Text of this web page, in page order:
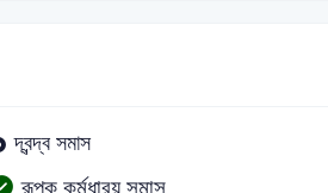
দ্বন্দ্ব সমাস